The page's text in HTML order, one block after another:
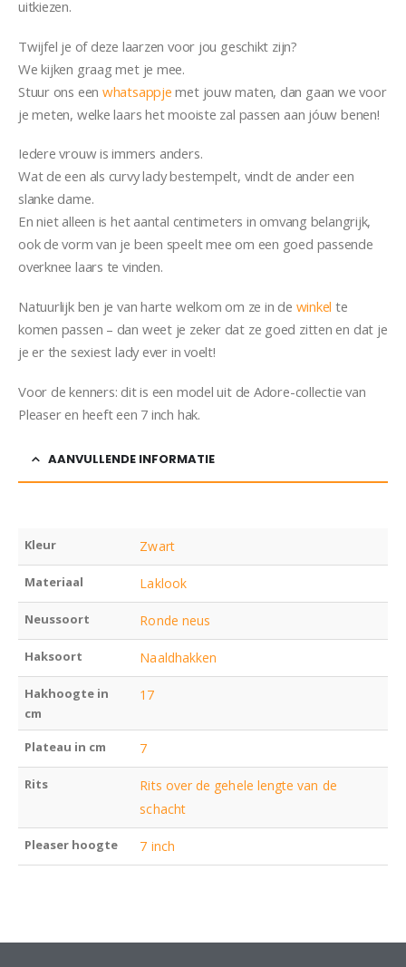
uitkiezen.
Twijfel je of deze laarzen voor jou geschikt zijn?
We kijken graag met je mee.
Stuur ons een whatsappje met jouw maten, dan gaan we voor
je meten, welke laars het mooiste zal passen aan jóuw benen!
Iedere vrouw is immers anders.
Wat de een als curvy lady bestempelt, vindt de ander een
slanke dame.
En niet alleen is het aantal centimeters in omvang belangrijk,
ook de vorm van je been speelt mee om een goed passende
overknee laars te vinden.
Natuurlijk ben je van harte welkom om ze in de winkel te
komen passen – dan weet je zeker dat ze goed zitten en dat je
je er the sexiest lady ever in voelt!
Voor de kenners: dit is een model uit de Adore-collectie van
Pleaser en heeft een 7 inch hak.
AANVULLENDE INFORMATIE
Kleur Zwart
Materiaal Laklook
Neussoort Ronde neus
Haksoort Naaldhakken
Hakhoogte in
cm
17
Plateau in cm 7
Rits
Rits over de gehele lengte van de
schacht
Pleaser hoogte 7 inch